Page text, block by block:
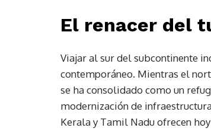
El renacer del
Viajar al sur del subcontinente
contemporáneo. Mientras el
se ha consolidado como un
modernización de
Kerala y Tamil Nadu ofrecen